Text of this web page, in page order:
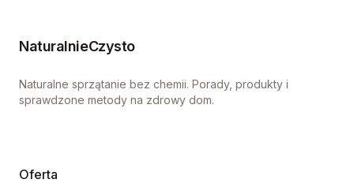
NaturalnieCzysto
Naturalne sprzątanie bez chemii. Porady, produkty i
sprawdzone metody na zdrowy dom.
Oferta